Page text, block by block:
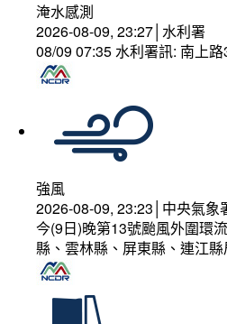
淹水感測
2026-08-09, 23:27│水利署
08/09 07:35 水利署訊: 南上
強風
2026-08-09, 23:23│中央氣象
今(9日)晚第13號颱風外圍環
縣、雲林縣、屏東縣、連江